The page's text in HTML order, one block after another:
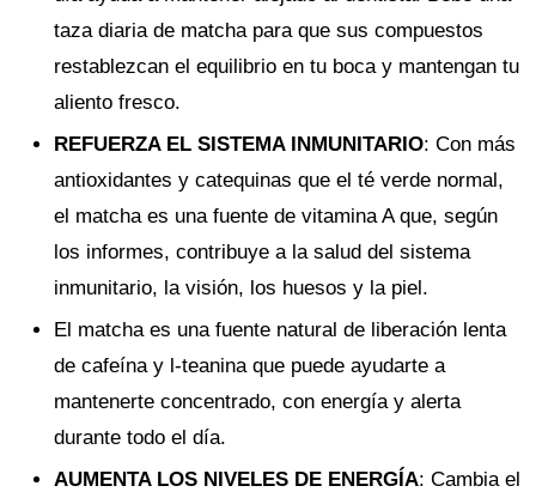
taza diaria de matcha para que sus compuestos
restablezcan el equilibrio en tu boca y mantengan tu
aliento fresco.
REFUERZA EL SISTEMA INMUNITARIO: Con más
antioxidantes y catequinas que el té verde normal,
el matcha es una fuente de vitamina A que, según
los informes, contribuye a la salud del sistema
inmunitario, la visión, los huesos y la piel.
El matcha es una fuente natural de liberación lenta
de cafeína y l-teanina que puede ayudarte a
mantenerte concentrado, con energía y alerta
durante todo el día.
AUMENTA LOS NIVELES DE ENERGÍA: Cambia el